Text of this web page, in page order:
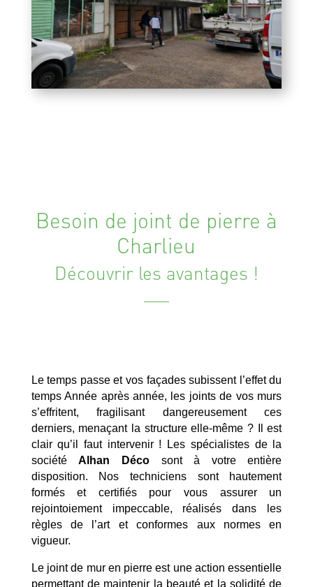
Besoin de joint de pierre à
Charlieu
Découvrir les avantages !
Le temps passe et vos façades subissent l’effet du
temps Année après année, les joints de vos murs
s’effritent, fragilisant dangereusement ces
derniers, menaçant la structure elle-même ? Il est
clair qu’il faut intervenir ! Les spécialistes de la
sociétéAlhan Décosont à votre entière
disposition. Nos techniciens sont hautement
formés et certifiés pour vous assurer un
rejointoiement impeccable, réalisés dans les
règles de l’art et conformes aux normes en
vigueur.
Le joint de mur en pierre est une action essentielle
permettant de maintenir la beauté et la solidité de